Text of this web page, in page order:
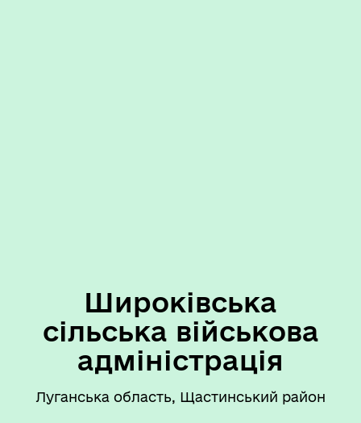
Широківська
сільська військова
адміністрація
Луганська область, Щастинський район